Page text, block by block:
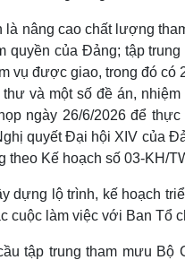
là nâng cao chất lượng
quyền của Đảng; tập
vụ được giao, trong đó
và một số đề án,
ngày 26/6/2026 để
quyết Đại hội XIV của
Kế hoạch số 03-KH/
dựng lộ trình, kế hoạch
cuộc làm việc với Ban Tổ
tập trung tham mưu Bộ